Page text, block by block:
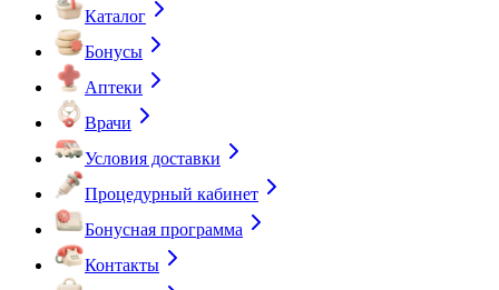
Каталог
Бонусы
Аптеки
Врачи
Условия доставки
Процедурный кабинет
Бонусная программа
Контакты